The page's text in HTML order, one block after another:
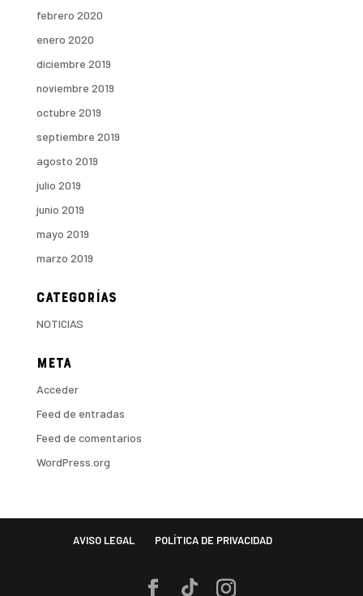
febrero 2020
enero 2020
diciembre 2019
noviembre 2019
octubre 2019
septiembre 2019
agosto 2019
julio 2019
junio 2019
mayo 2019
marzo 2019
Categorías
NOTICIAS
Meta
Acceder
Feed de entradas
Feed de comentarios
WordPress.org
AVISO LEGAL POLÍTICA DE PRIVACIDAD